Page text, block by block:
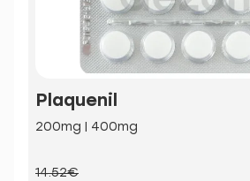
Plaquenil
200mg | 400mg
14.52€